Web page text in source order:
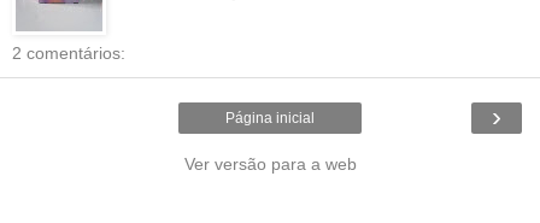
2 comentários:
›
Página inicial
Ver versão para a web